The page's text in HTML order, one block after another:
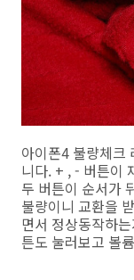
아이폰4 불량체크
니다. + , - 버튼이
두 버튼이 순서가
불량이니 교환을
면서 정상동작하
튼도 눌러보고 볼